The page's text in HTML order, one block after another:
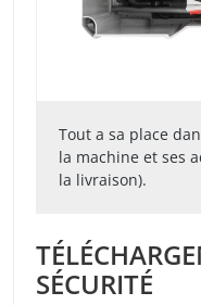
Tout a sa place
la machine et ses
la livraison).
SÉCURITÉ